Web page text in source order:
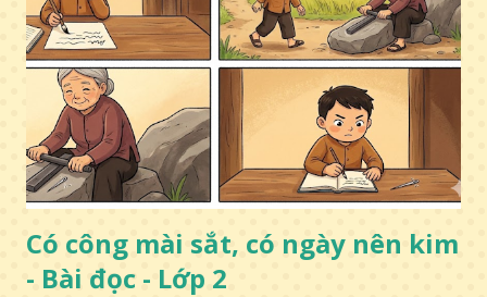
Có công mài sắt, có ngày nên kim
- Bài đọc - Lớp 2